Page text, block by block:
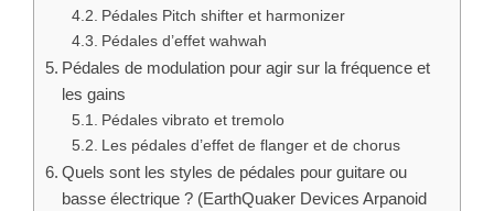
Pédales Pitch shifter et harmonizer
Pédales d’effet wahwah
Pédales de modulation pour agir sur la fréquence et
les gains
Pédales vibrato et tremolo
Les pédales d’effet de flanger et de chorus
Quels sont les styles de pédales pour guitare ou
basse électrique ? (EarthQuaker Devices Arpanoid